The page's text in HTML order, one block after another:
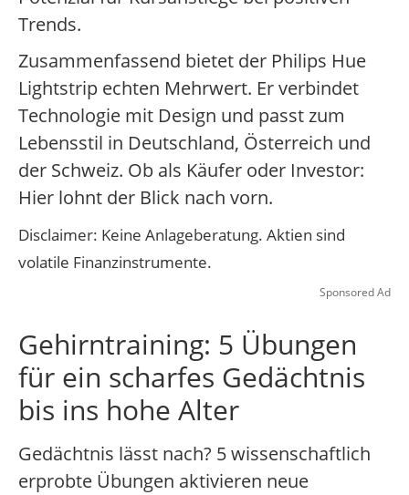
Trends.
Zusammenfassend bietet der Philips Hue
Lightstrip echten Mehrwert. Er verbindet
Technologie mit Design und passt zum
Lebensstil in Deutschland, Österreich und
der Schweiz. Ob als Käufer oder Investor:
Hier lohnt der Blick nach vorn.
Disclaimer: Keine Anlageberatung. Aktien sind
volatile Finanzinstrumente.
Sponsored Ad
Gehirntraining: 5 Übungen
für ein scharfes Gedächtnis
bis ins hohe Alter
Gedächtnis lässt nach? 5 wissenschaftlich
erprobte Übungen aktivieren neue